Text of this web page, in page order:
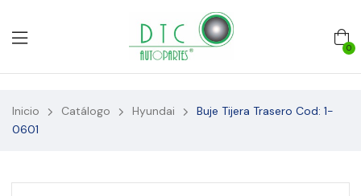
0
Inicio Catálogo Hyundai
Buje Tijera Trasero Cod: 1-
0601